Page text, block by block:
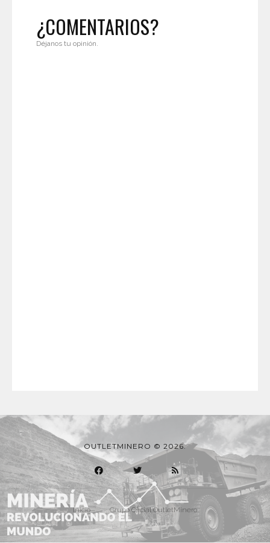
¿COMENTARIOS?
Déjanos tu opinión.
OUTLETMINERO © 2026.
Inicio Grupo Oficial OutletMinero